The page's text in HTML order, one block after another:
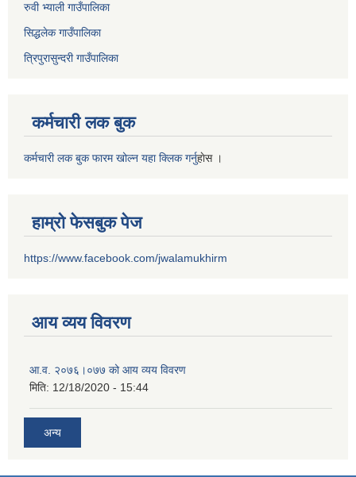
रुवी भ्याली गाउँपालिका
सिद्धलेक गाउँपालिका
त्रिपुरासुन्दरी गाउँपालिका
कर्मचारी लक बुक
कर्मचारी लक बुक फारम खोल्न यहा क्लिक गर्नुहाेस ।
हाम्रो फेसबुक पेज
https://www.facebook.com/jwalamukhirm
आय व्यय विवरण
आ.व. २०७६।०७७ को आय व्यय विवरण
मिति: 12/18/2020 - 15:44
अन्य